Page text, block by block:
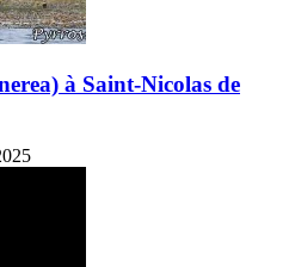
à Saint-Nicolas de